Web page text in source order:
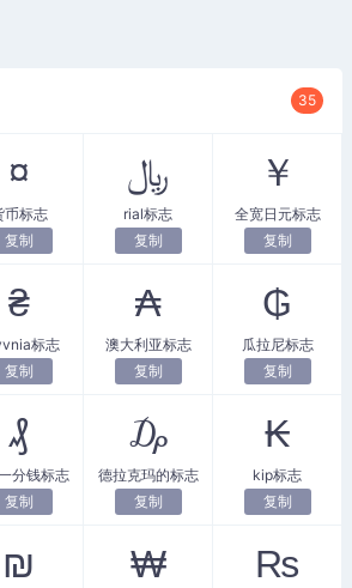
35
¤
币标志
复制
﷼
rial标志
复制
￥
全宽日元标志
复制
₴
标志
复制
₳
澳大利亚标志
复制
₲
瓜拉尼标志
复制
₰
分钱标志
复制
₯
德拉克玛的标志
复制
₭
kip标志
复制
₪ ₩ ₨